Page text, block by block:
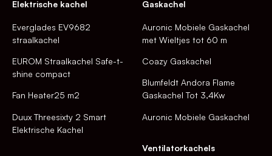
Elektrische kachel
Everglades EV9682
straalkachel
EUROM Straalkachel Safe-t-
shine compact
Fan Heater25 m2
Duux Threesixty 2 Smart
Elektrische Kachel
Gaskachel
Auronic Mobiele Gaskachel
met Wieltjes tot 60 m
Coazy Gaskachel
Blumfeldt Andora Flame
Gaskachel Tot 3,4Kw
Auronic Mobiele Gaskachel
Ventilatorkachels